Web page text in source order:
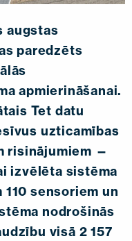
LV
augstas
paredzēts
apmierināšanai.
Tet datu
uzticamības
risinājumiem —
izvēlēta sistēma
sensoriem un
nodrošinās
visā 2 157